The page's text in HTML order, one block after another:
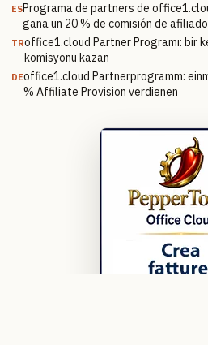
ESPrograma de partners de
gana un 20 % de comisión de
TRoffice1.cloud Partner Programı: bir
komisyonu kazan
DEoffice1.cloud Partnerprogramm:
% Affiliate Provision verdienen